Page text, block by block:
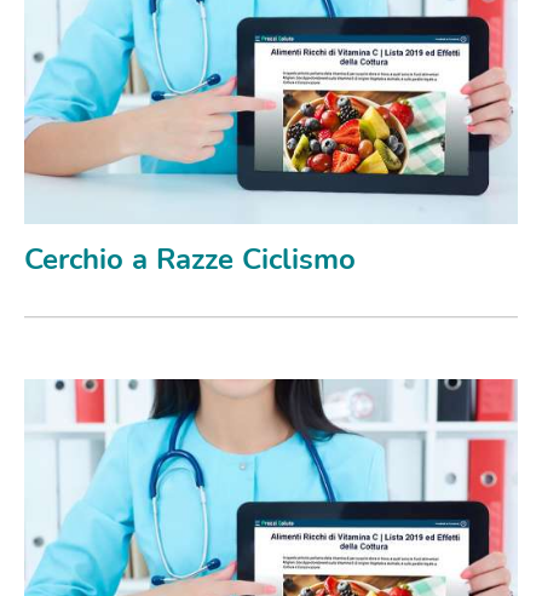
Cerchio a Razze Ciclismo